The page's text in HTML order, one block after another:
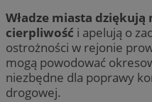
Władze miasta dziękują
cierpliwość i apelują o
ostrożności w rejonie
mogą powodować
niezbędne dla poprawy
drogowej.